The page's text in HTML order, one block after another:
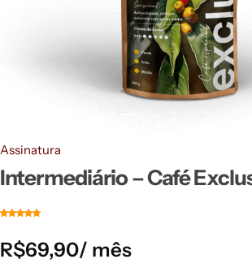
Assinatura
Intermediário – Café
R$69,90/ mês